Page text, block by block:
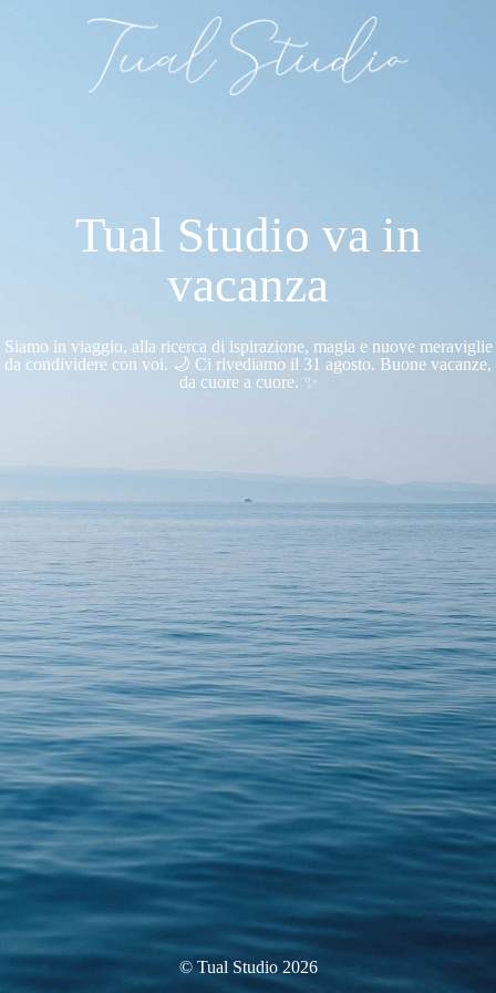
Tual Studio va in
vacanza
Siamo in viaggio, alla ricerca di ispirazione, magia e nuove meraviglie
da condividere con voi. 🌙 Ci rivediamo il 31 agosto. Buone vacanze,
da cuore a cuore. ✨
© Tual Studio 2026